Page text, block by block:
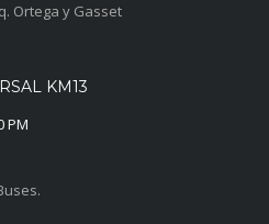
Ortega y Gasset
KM13
PM